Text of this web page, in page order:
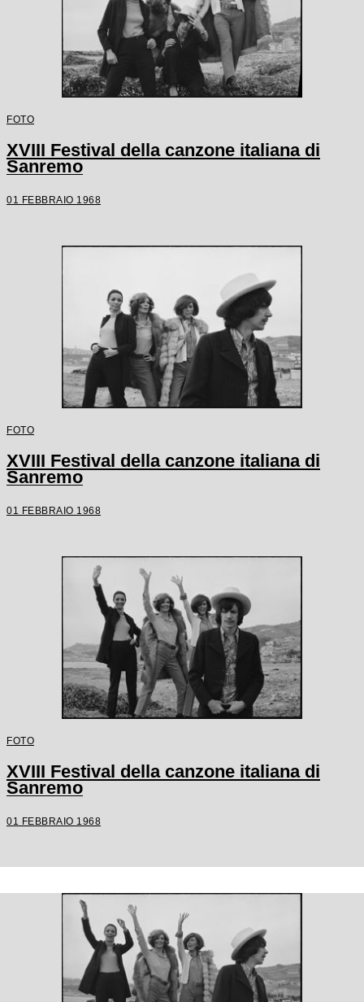
FOTO
XVIII Festival della canzone italiana di
Sanremo
01 FEBBRAIO 1968
FOTO
XVIII Festival della canzone italiana di
Sanremo
01 FEBBRAIO 1968
FOTO
XVIII Festival della canzone italiana di
Sanremo
01 FEBBRAIO 1968